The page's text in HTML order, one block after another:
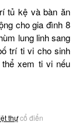
tủ kệ và bàn ăn
cho gia đình 8
lung linh sang
trí ti vi cho sinh
xem ti vi nếu
thựcổ điển